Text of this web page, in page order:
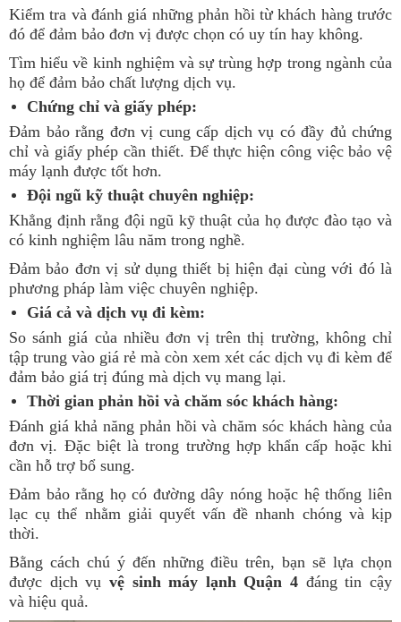
Kiểm tra và đánh giá những phản hồi từ khách hàng trước
đó để đảm bảo đơn vị được chọn có uy tín hay không.
Tìm hiểu về kinh nghiệm và sự trùng hợp trong ngành của
họ để đảm bảo chất lượng dịch vụ.
Chứng chỉ và giấy phép:
Đảm bảo rằng đơn vị cung cấp dịch vụ có đầy đủ chứng
chỉ và giấy phép cần thiết. Để thực hiện công việc bảo vệ
máy lạnh được tốt hơn.
Đội ngũ kỹ thuật chuyên nghiệp:
Khẳng định rằng đội ngũ kỹ thuật của họ được đào tạo và
có kinh nghiệm lâu năm trong nghề.
Đảm bảo đơn vị sử dụng thiết bị hiện đại cùng với đó là
phương pháp làm việc chuyên nghiệp.
Giá cả và dịch vụ đi kèm:
So sánh giá của nhiều đơn vị trên thị trường, không chỉ
tập trung vào giá rẻ mà còn xem xét các dịch vụ đi kèm để
đảm bảo giá trị đúng mà dịch vụ mang lại.
Thời gian phản hồi và chăm sóc khách hàng:
Đánh giá khả năng phản hồi và chăm sóc khách hàng của
đơn vị. Đặc biệt là trong trường hợp khẩn cấp hoặc khi
cần hỗ trợ bổ sung.
Đảm bảo rằng họ có đường dây nóng hoặc hệ thống liên
lạc cụ thể nhằm giải quyết vấn đề nhanh chóng và kịp
thời.
Bằng cách chú ý đến những điều trên, bạn sẽ lựa chọn
được dịch vụ vệ sinh máy lạnh Quận 4 đáng tin cậy
và hiệu quả.